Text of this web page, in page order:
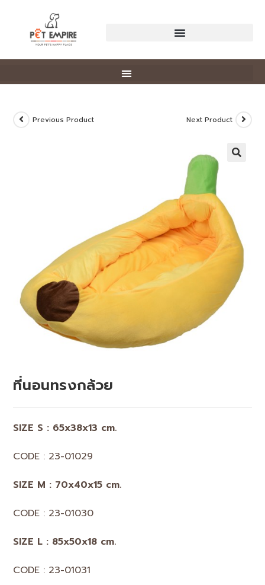
Previous Product Next Product
ที่นอนทรงกล้วย
SIZE S : 65x38x13 cm.
CODE : 23-01029
SIZE M : 70x40x15 cm.
CODE : 23-01030
SIZE L : 85x50x18 cm.
CODE : 23-01031